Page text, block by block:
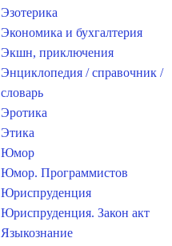
Эзотерика
Экономика и бухгалтерия
Экшн, приключения
Энциклопедия / справочник /
словарь
Эротика
Этика
Юмор
Юмор. Программистов
Юриспруденция
Юриспруденция. Закон акт
Языкознание